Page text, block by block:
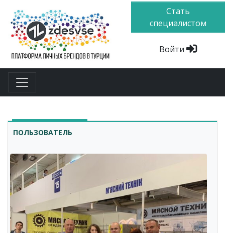
Стать
специалистом
Войти
ПОЛЬЗОВАТЕЛЬ